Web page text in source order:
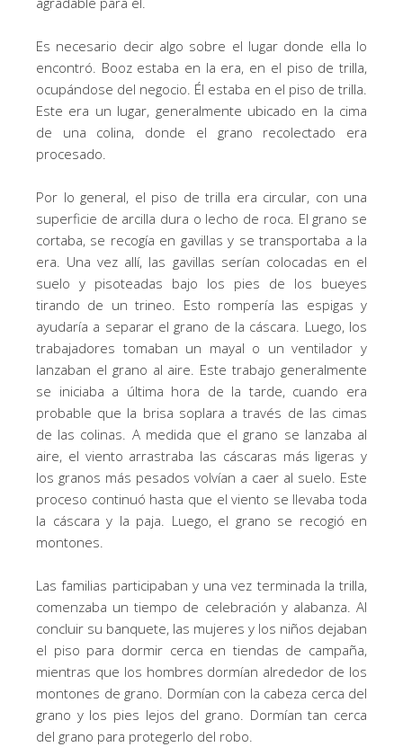
Es necesario decir algo sobre el lugar donde ella lo
encontró. Booz estaba en la era, en el piso de trilla,
ocupándose del negocio. Él estaba en el piso de trilla.
Este era un lugar, generalmente ubicado en la cima
de una colina, donde el grano recolectado era
procesado.
Por lo general, el piso de trilla era circular, con una
superficie de arcilla dura o lecho de roca. El grano se
cortaba, se recogía en gavillas y se transportaba a la
era. Una vez allí, las gavillas serían colocadas en el
suelo y pisoteadas bajo los pies de los bueyes
tirando de un trineo. Esto rompería las espigas y
ayudaría a separar el grano de la cáscara. Luego, los
trabajadores tomaban un mayal o un ventilador y
lanzaban el grano al aire. Este trabajo generalmente
se iniciaba a última hora de la tarde, cuando era
probable que la brisa soplara a través de las cimas
de las colinas. A medida que el grano se lanzaba al
aire, el viento arrastraba las cáscaras más ligeras y
los granos más pesados ​​volvían a caer al suelo. Este
proceso continuó hasta que el viento se llevaba toda
la cáscara y la paja. Luego, el grano se recogió en
montones.
Las familias participaban y una vez terminada la trilla,
comenzaba un tiempo de celebración y alabanza. Al
concluir su banquete, las mujeres y los niños dejaban
el piso para dormir cerca en tiendas de campaña,
mientras que los hombres dormían alrededor de los
montones de grano. Dormían con la cabeza cerca del
grano y los pies lejos del grano. Dormían tan cerca
del grano para protegerlo del robo.